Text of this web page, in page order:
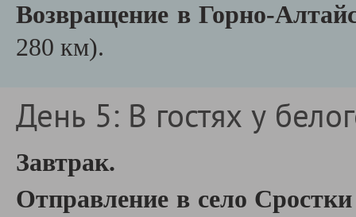
Возвращение в Горно-
280 км).
День 5: В гостях у
Завтрак.
Отправление в село